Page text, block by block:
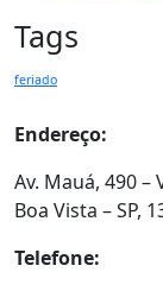
Tags
feriado
Endereço:
Av. Mauá, 490 –
Boa Vista – SP,
Telefone: